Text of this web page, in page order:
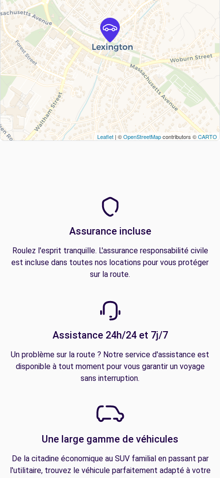
Leaflet | ©OpenStreetMapcontributors ©CARTO
Assurance incluse
Roulez l'esprit tranquille. L'assurance responsabilité civile
est incluse dans toutes nos locations pour vous protéger
sur la route.
Assistance 24h/24 et 7j/7
Un problème sur la route ? Notre service d'assistance est
disponible à tout moment pour vous garantir un voyage
sans interruption.
Une large gamme de véhicules
De la citadine économique au SUV familial en passant par
l'utilitaire, trouvez le véhicule parfaitement adapté à votre